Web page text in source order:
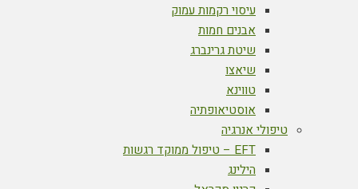
עיסוי רקמות עמוק
אבנים חמות
שיטת גרינברג
שיאצו
טווינא
אוסטיאופתיה
טיפולי אנרגיה
EFT – טיפול ממוקד רגשות
הילינג